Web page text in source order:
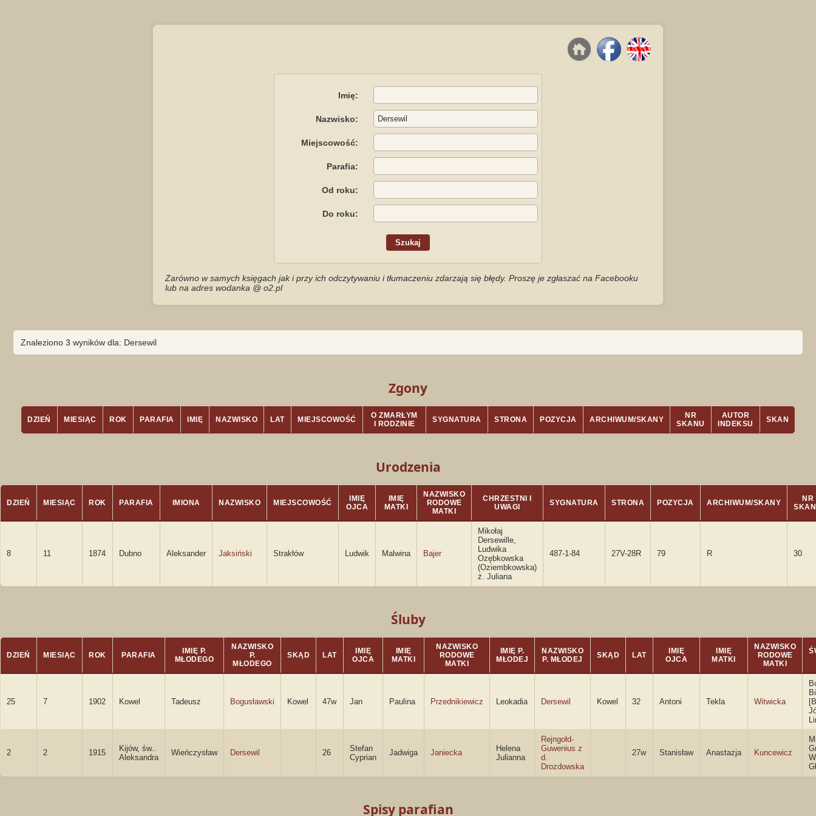
Imię:
Nazwisko:
Miejscowość:
Parafia:
Od roku:
Do roku:
Zarówno w samych księgach jak i przy ich odczytywaniu i tłumaczeniu zdarzają się błędy. Proszę je zgłaszać na Facebooku
lub na adres wodanka @ o2.pl
Znaleziono 3 wyników dla: Dersewil
Zgony
DZIEŃ MIESIĄC ROK PARAFIA IMIĘ NAZWISKO LAT MIEJSCOWOŚĆ
O ZMARŁYM
I RODZINIE
SYGNATURA STRONA POZYCJA ARCHIWUM/SKANY
NR
SKANU
AUTOR
INDEKSU
SKAN
Urodzenia
DZIEŃ MIESIĄC ROK PARAFIA IMIONA NAZWISKO MIEJSCOWOŚĆ
IMIĘ
OJCA
IMIĘ
MATKI
NAZWISKO
RODOWE
MATKI
CHRZESTNI I
UWAGI
SYGNATURA STRONA POZYCJA ARCHIWUM/SKANY
NR
8 11 1874 Dubno Aleksander Jaksiński Strakłów Ludwik Malwina Bajer
Mikołaj
Dersewille,
Ludwika
Ozębkowska
(Oziembkowska)
ż. Juliana
487-1-84 27V-28R 79 R 30
Śluby
DZIEŃ MIESIĄC ROK PARAFIA
IMIĘ P.
MŁODEGO
NAZWISKO
P.
MŁODEGO
SKĄD LAT
IMIĘ
OJCA
IMIĘ
MATKI
NAZWISKO
RODOWE
MATKI
IMIĘ P.
MŁODEJ
NAZWISKO
P. MŁODEJ
SKĄD LAT
IMIĘ
OJCA
IMIĘ
MATKI
NAZWISKO
RODOWE
MATKI
25 7 1902 Kowel Tadeusz Bogusławski Kowel 47w Jan Paulina Przednikiewicz Leokadia Dersewil Kowel 32 Antoni Tekla Witwicka
2 2 1915
Kijów, św..
Aleksandra
Wieńczysław Dersewil 26
Stefan
Cyprian
Jadwiga Janiecka
Helena
Julianna
Rejngołd-
Guwenius z
d.
Drozdowska
27w Stanisław Anastazja Kuncewicz
Spisy parafian